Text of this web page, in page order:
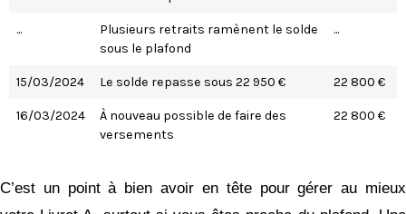
...
Plusieurs retraits ramènent le solde
sous le plafond
...
15/03/2024 Le solde repasse sous 22 950 € 22 800 €
16/03/2024
À nouveau possible de faire des
versements
22 800 €
C’est un point à bien avoir en tête pour gérer au mieux